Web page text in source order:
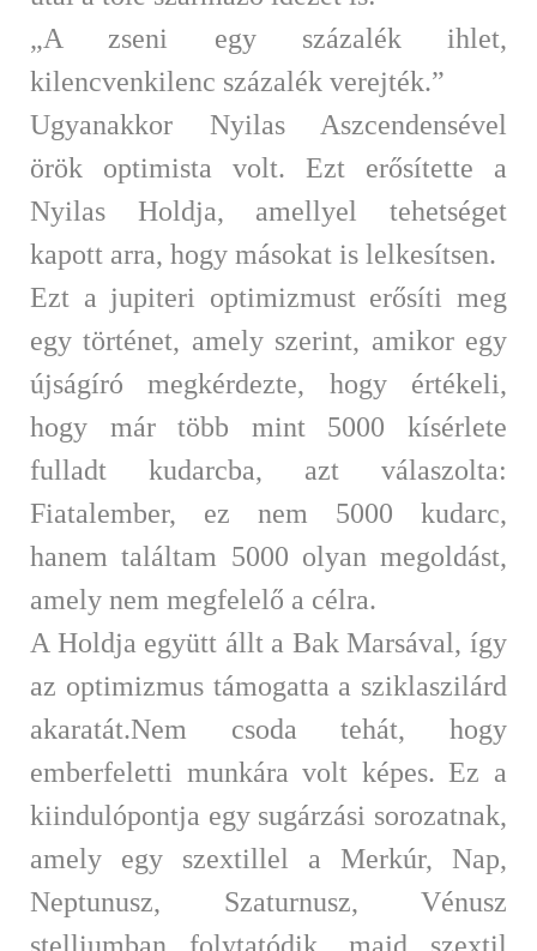
„A zseni egy százalék ihlet,
kilencvenkilenc százalék verejték.”
Ugyanakkor Nyilas Aszcendensével
örök optimista volt. Ezt erősítette a
Nyilas Holdja, amellyel tehetséget
kapott arra, hogy másokat is lelkesítsen.
Ezt a jupiteri optimizmust erősíti meg
egy történet, amely szerint, amikor egy
újságíró megkérdezte, hogy értékeli,
hogy már több mint 5000 kísérlete
fulladt kudarcba, azt válaszolta:
Fiatalember, ez nem 5000 kudarc,
hanem találtam 5000 olyan megoldást,
amely nem megfelelő a célra.
A Holdja együtt állt a Bak Marsával, így
az optimizmus támogatta a sziklaszilárd
akaratát.Nem csoda tehát, hogy
emberfeletti munkára volt képes. Ez a
kiindulópontja egy sugárzási sorozatnak,
amely egy szextillel a Merkúr, Nap,
Neptunusz, Szaturnusz, Vénusz